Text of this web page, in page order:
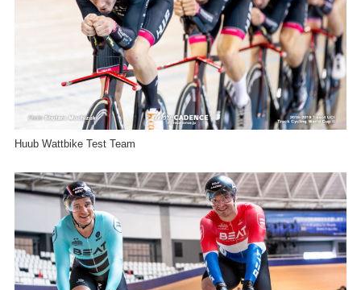
Huub Wattbike Test Team